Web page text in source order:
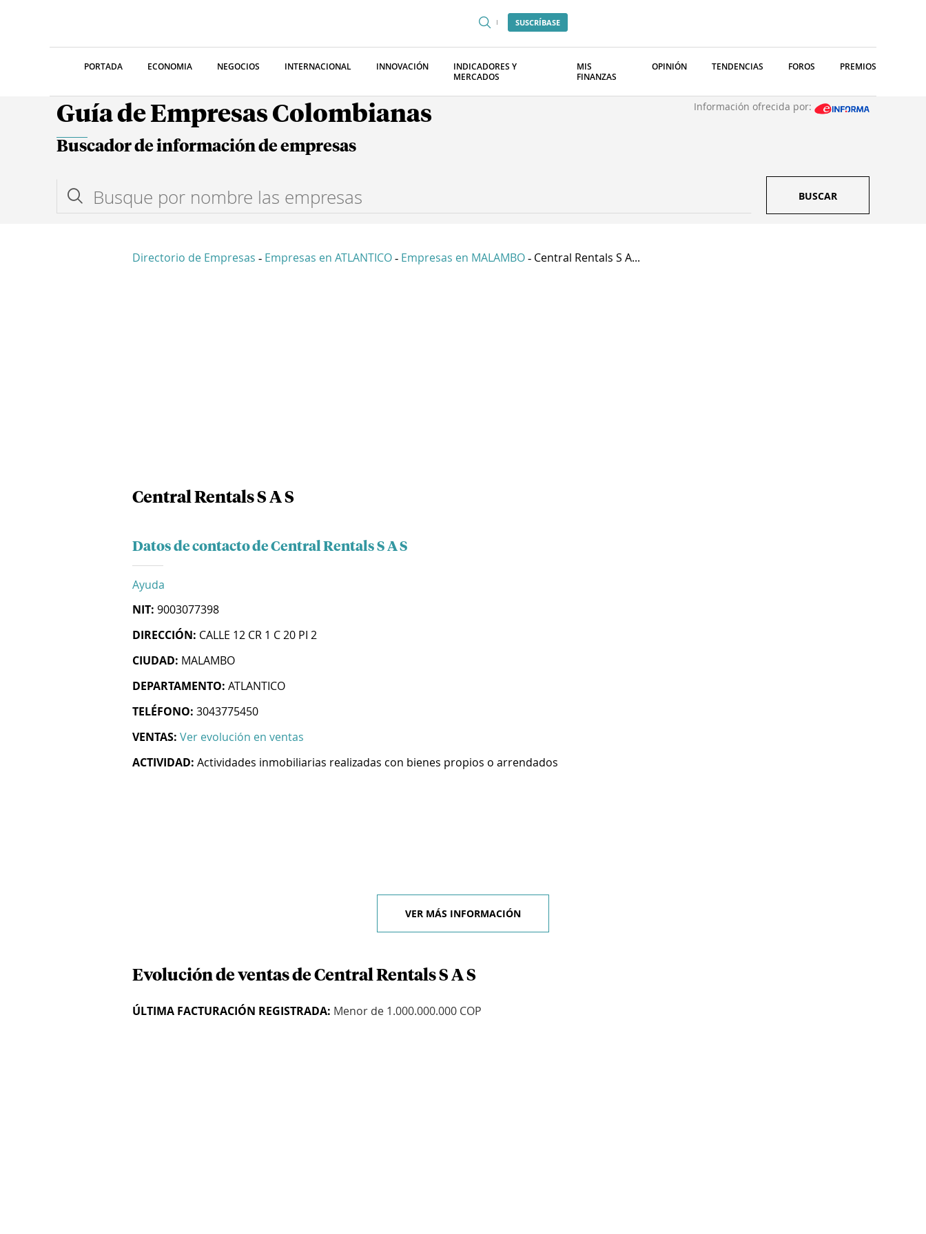
SUSCRÍBASE
PORTADA ECONOMIA NEGOCIOS INTERNACIONAL INNOVACIÓN
INDICADORES Y
MERCADOS
MIS
FINANZAS
OPINIÓN TENDENCIAS FOROS PREMIOS
Guía de Empresas Colombianas Información ofrecida por:
Buscador de información de empresas
BUSCAR
Directorio de Empresas - Empresas en ATLANTICO - Empresas en MALAMBO - Central Rentals S A...
Central Rentals S A S
Datos de contacto de Central Rentals S A S
Ayuda
NIT: 9003077398
DIRECCIÓN: CALLE 12 CR 1 C 20 PI 2
CIUDAD: MALAMBO
DEPARTAMENTO: ATLANTICO
TELÉFONO: 3043775450
VENTAS: Ver evolución en ventas
ACTIVIDAD: Actividades inmobiliarias realizadas con bienes propios o arrendados
VER MÁS INFORMACIÓN
Evolución de ventas de Central Rentals S A S
ÚLTIMA FACTURACIÓN REGISTRADA: Menor de 1.000.000.000 COP